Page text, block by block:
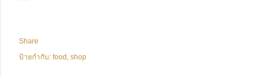
Share
ป้ายกำกับ: food shop